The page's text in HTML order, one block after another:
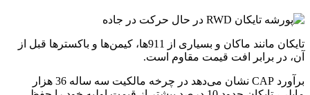
تایکان مانند ماکان و بسیاری از 911ها، کیمن‌ها و باکسترها قبل از
آن، در برابر افت قیمت مقاوم است.
برآورد CAP نشان می‌دهد در چرخه مالکیت سه ساله 36 هزار